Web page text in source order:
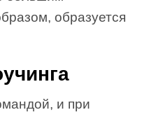
образуется
и при